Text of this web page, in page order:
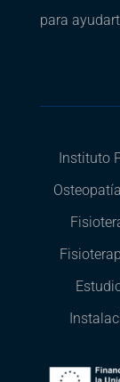
para
Instituto